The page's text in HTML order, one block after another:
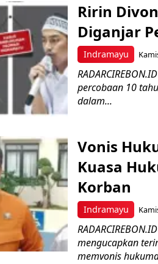
Indramayu
Ririn
Diganjar
percobaan 10
dalam...
Indramayu
Vonis
Kuasa
Korban
mengucapkan
memvonis